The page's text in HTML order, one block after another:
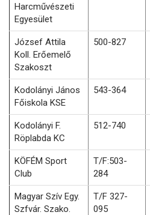
Harcművészeti
Egyesület
József Attila
Koll. Erőemelő
Szakoszt
500-827
Kodolányi János
Főiskola KSE
543-364
Kodolányi F.
Röplabda KC
512-740
KÖFÉM Sport
Club
T/F:503-
284
Magyar Szív Egy.
Szfvár. Szako.
T/F 327-
095